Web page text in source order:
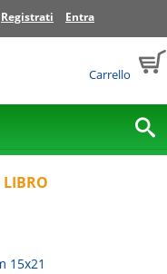
Registrati Entra
Carrello
LIBRO
15x21